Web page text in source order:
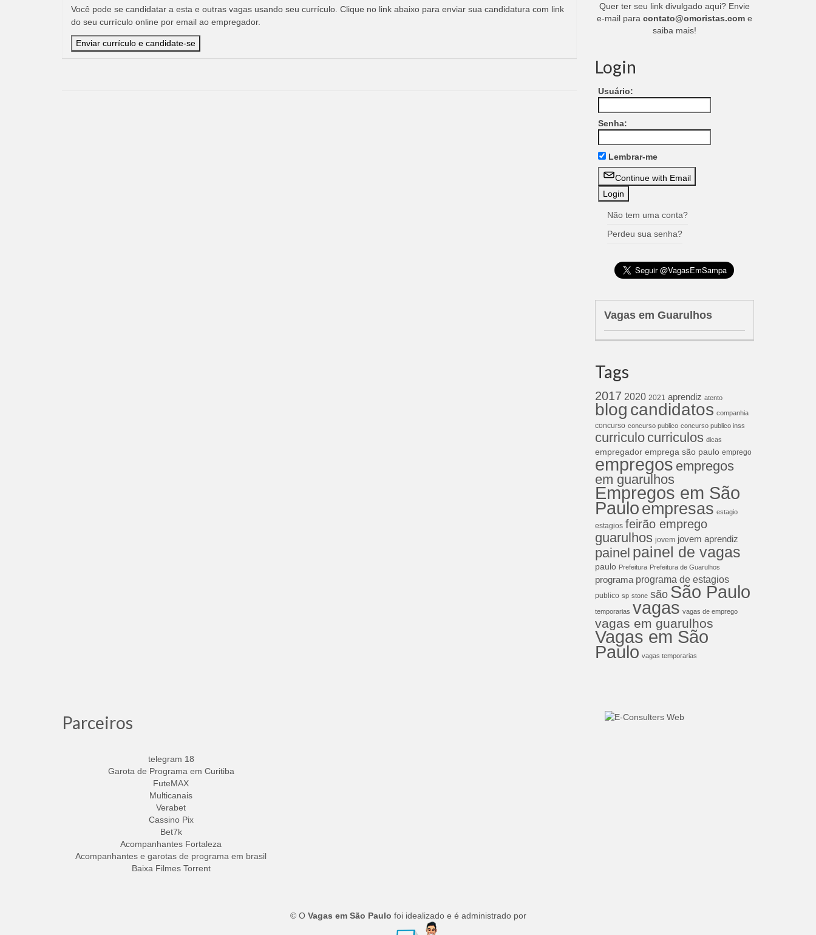
Você pode se candidatar a esta e outras vagas usando seu currículo. Clique no link abaixo para enviar sua candidatura com link
do seu currículo online por email ao empregador.
Quer ter seu link divulgado aqui? Envie
e-mail para contato@omoristas.come
saiba mais!
Login
Usuário:
Senha:
Lembrar-me
Continue with Email
Não tem uma conta?
Perdeu sua senha?
Vagas em Guarulhos
Tags
2017 2020 2021 aprendiz atento
blog candidatos companhia
concurso concurso publico concurso publico inss
curriculo curriculos dicas
empregador emprega são paulo emprego
empregos empregos
em guarulhos
Empregos em São
Pauloempresas estagio
estagios feirão emprego
guarulhos jovem jovem aprendiz
painel painel de vagas
paulo Prefeitura Prefeitura de Guarulhos
programa programa de estagios
publico sp stone são São Paulo
temporarias vagas vagas de emprego
vagas em guarulhos
Vagas em São
Paulo vagas temporarias
Parceiros
telegram 18
Garota de Programa em Curitiba
FuteMAX
Multicanais
Verabet
Cassino Pix
Bet7k
Acompanhantes Fortaleza
Acompanhantes e garotas de programa em brasil
Baixa Filmes Torrent
© O Vagas em São Paulo foi idealizado e é administrado por